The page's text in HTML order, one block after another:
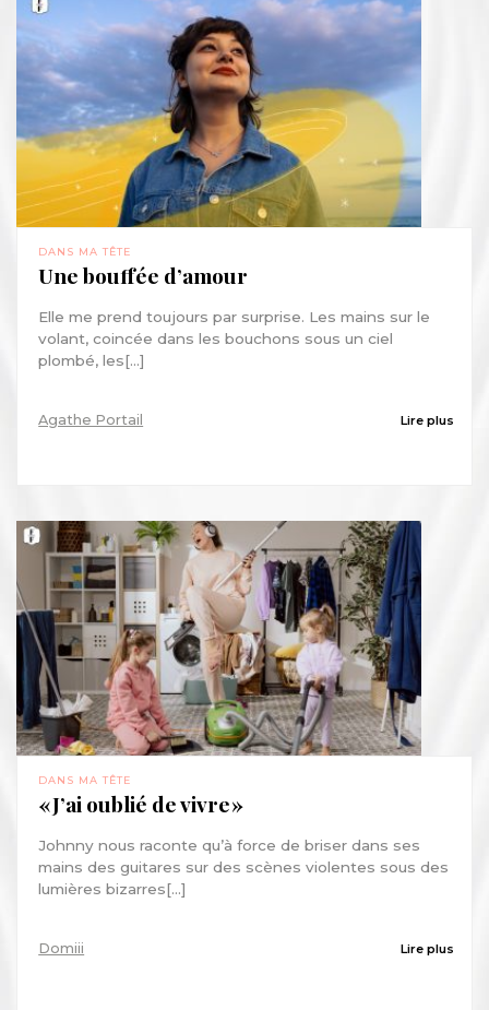
DANS MA TÊTE
Une bouffée d’amour
Elle me prend toujours par surprise. Les mains sur le
volant, coincée dans les bouchons sous un ciel
plombé, les[...]
Agathe Portail Lire plus
DANS MA TÊTE
« J’ai oublié de vivre »
Johnny nous raconte qu’à force de briser dans ses
mains des guitares sur des scènes violentes sous des
lumières bizarres[...]
Domiii Lire plus